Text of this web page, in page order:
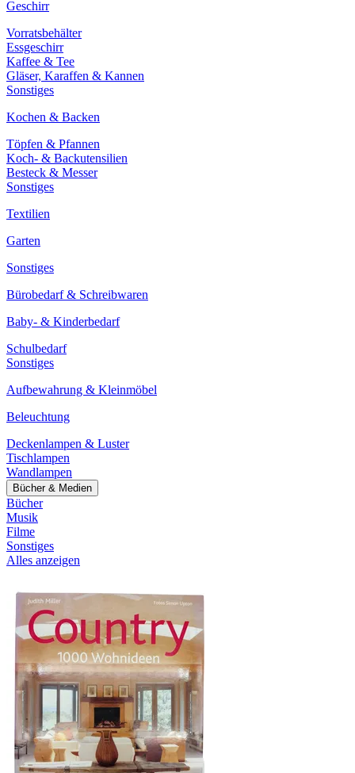
Geschirr
Vorratsbehälter
Essgeschirr
Kaffee & Tee
Gläser, Karaffen & Kannen
Sonstiges
Kochen & Backen
Töpfen & Pfannen
Koch- & Backutensilien
Besteck & Messer
Sonstiges
Textilien
Garten
Sonstiges
Bürobedarf & Schreibwaren
Baby- & Kinderbedarf
Schulbedarf
Sonstiges
Aufbewahrung & Kleinmöbel
Beleuchtung
Deckenlampen & Luster
Tischlampen
Wandlampen
Bücher & Medien
Bücher
Musik
Filme
Sonstiges
Alles anzeigen